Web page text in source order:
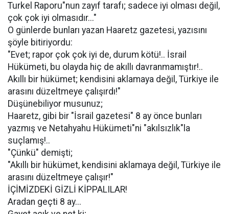
Turkel Raporu"nun zayıf tarafı; sadece iyi olması değil,
çok çok iyi olmasıdır..."
O günlerde bunları yazan Haaretz gazetesi, yazısını
şöyle bitiriyordu:
"Evet; rapor çok çok iyi de, durum kötü!.. İsrail
Hükümeti, bu olayda hiç de akıllı davranmamıştır!..
Akıllı bir hükümet; kendisini aklamaya değil, Türkiye ile
arasını düzeltmeye çalışırdı!"
Düşünebiliyor musunuz;
Haaretz, gibi bir "İsrail gazetesi" 8 ay önce bunları
yazmış ve Netahyahu Hükümeti"ni "akılsızlık"la
suçlamış!..
"Çünkü" demişti;
"Akıllı bir hükümet, kendisini aklamaya değil, Türkiye ile
arasını düzeltmeye çalışır!"
İÇİMİZDEKİ GİZLİ KİPPALILAR!
Aradan geçti 8 ay...